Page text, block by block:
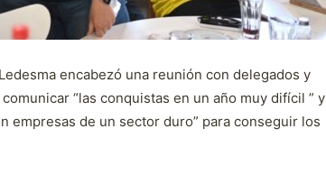
encabezó una reunión con delegados y
“las conquistas en un año muy difícil ” y
empresas de un sector duro” para conseguir los